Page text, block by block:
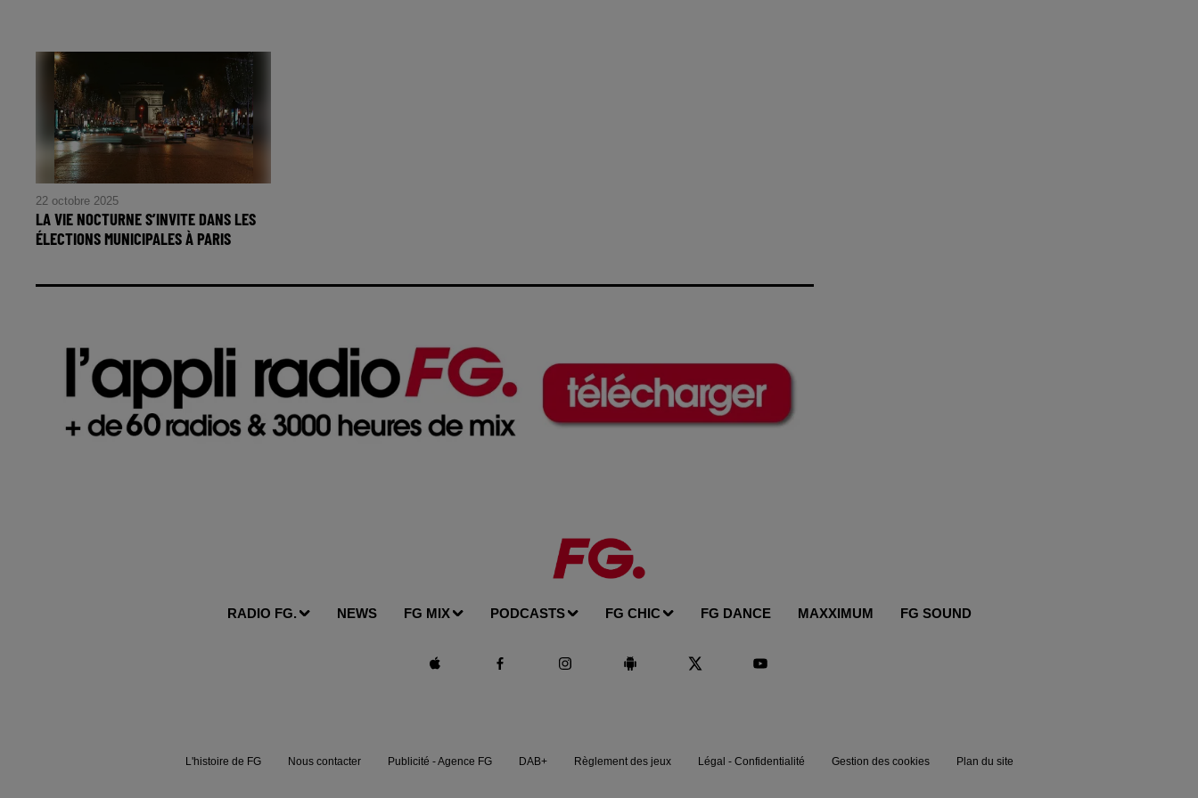
22 octobre 2025
LA VIE NOCTURNE S’INVITE DANS LES
ÉLECTIONS MUNICIPALES À PARIS
RADIO FG. NEWS FG MIX PODCASTS FG CHIC FG DANCE MAXXIMUM FG SOUND
L'histoire de FG Nous contacter Publicité - Agence FG DAB+ Règlement des jeux Légal - Confidentialité Gestion des cookies Plan du site